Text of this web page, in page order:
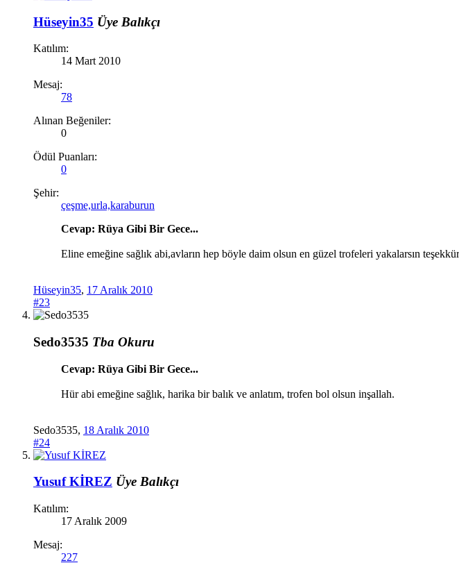
Hüseyin35 Üye Balıkçı
Katılım:
14 Mart 2010
Mesaj:
78
Alınan Beğeniler:
0
Ödül Puanları:
0
Şehir:
çeşme,urla,karaburun
Cevap: Rüya Gibi Bir Gece...
Eline emeğine sağlık abi,avların hep böyle daim olsun en güzel trofeleri yakalarsın
Hüseyin35, 17 Aralık 2010
#23
Sedo3535 Tba Okuru
Cevap: Rüya Gibi Bir Gece...
Hür abi emeğine sağlık, harika bir balık ve anlatım, trofen bol olsun inşallah.
Sedo3535, 18 Aralık 2010
#24
Yusuf KİREZ Üye Balıkçı
Katılım:
17 Aralık 2009
Mesaj:
227